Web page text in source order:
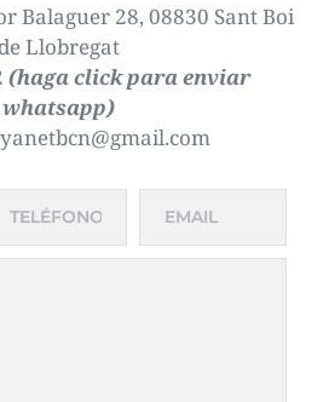
Balaguer 28, 08830 Sant Boi
de Llobregat
(haga click para enviar
whatsapp)